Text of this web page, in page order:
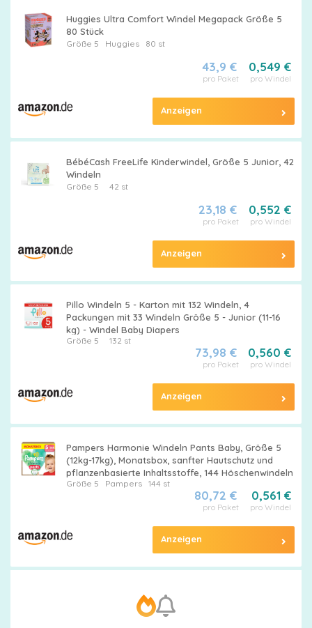
Huggies Ultra Comfort Windel Megapack Größe 5
80 Stück
Größe 5 Huggies80 st
0,549 €
pro Windel
43,9 €
pro Paket
Anzeigen
BébéCash FreeLife Kinderwindel, Größe 5 Junior, 42
Windeln
Größe 5 42 st
0,552 €
pro Windel
23,18 €
pro Paket
Anzeigen
Pillo Windeln 5 - Karton mit 132 Windeln, 4
Packungen mit 33 Windeln Größe 5 - Junior (11-16
kg) - Windel Baby Diapers
Größe 5 132 st
0,560 €
pro Windel
73,98 €
pro Paket
Anzeigen
Pampers Harmonie Windeln Pants Baby, Größe 5
(12kg-17kg), Monatsbox, sanfter Hautschutz und
pflanzenbasierte Inhaltsstoffe, 144 Höschenwindeln
Größe 5 Pampers144 st
0,561 €
pro Windel
80,72 €
pro Paket
Anzeigen